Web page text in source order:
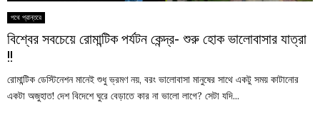
পথে প্রান্তরে
বিশ্বের সবচেয়ে রোমান্টিক পর্যটন কেন্দ্র- শুরু হোক ভালোবাসার যাত্রা
!!
রোমান্টিক ডেস্টিনেশন মানেই শুধু ভ্রমণ নয়, বরং ভালোবাসা মানুষের সাথে একটু সময় কাটানোর
একটা অজুহাত! দেশ বিদেশে ঘুরে বেড়াতে কার না ভালো লাগে? সেটা যদি...